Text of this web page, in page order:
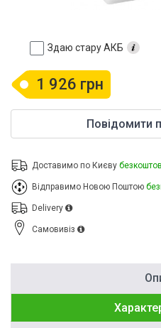
Здаю стару АКБ
1 926 грн
Повідомити
Доставимо по Києву
Відправимо Новою Поштою
Delivery
Cамовивіз